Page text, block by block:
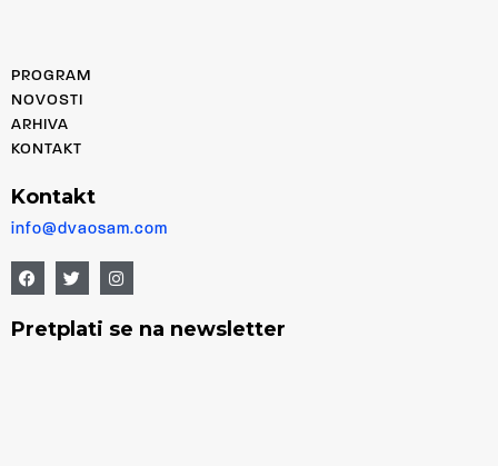
PROGRAM
NOVOSTI
ARHIVA
KONTAKT
Kontakt
info@dvaosam.com
Pretplati se na newsletter